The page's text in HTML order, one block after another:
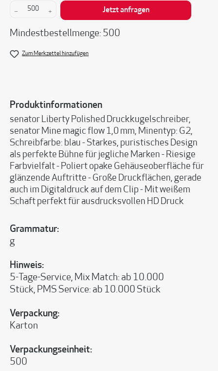
Produkt Anzahl: Gib den gewünschten Wert
Jetzt anfragen
Mindestbestellmenge: 500
Zum Merkzettel hinzufügen
Produktinformationen
senator Liberty Polished Druckkugelschreiber,
senator Mine magic flow 1,0 mm, Minentyp: G2,
Schreibfarbe: blau - Starkes, puristisches Design
als perfekte Bühne für jegliche Marken - Riesige
Farbvielfalt - Poliert opake Gehäuseoberfläche für
glänzende Auftritte - Große Druckflächen, gerade
auch im Digitaldruck auf dem Clip - Mit weißem
Schaft perfekt für ausdrucksvollen HD Druck
Grammatur:
g
Hinweis:
5-Tage-Service, Mix Match: ab 10.000
Stück, PMS Service: ab 10.000 Stück
Verpackung:
Karton
Verpackungseinheit:
500